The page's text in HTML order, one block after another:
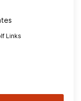
Links